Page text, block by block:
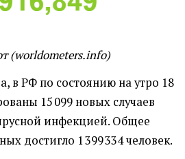
(worldometers.info)
в РФ по состоянию на утро 18
15 099 новых случаев
инфекцией. Общее
достигло 1 399 334 человек.